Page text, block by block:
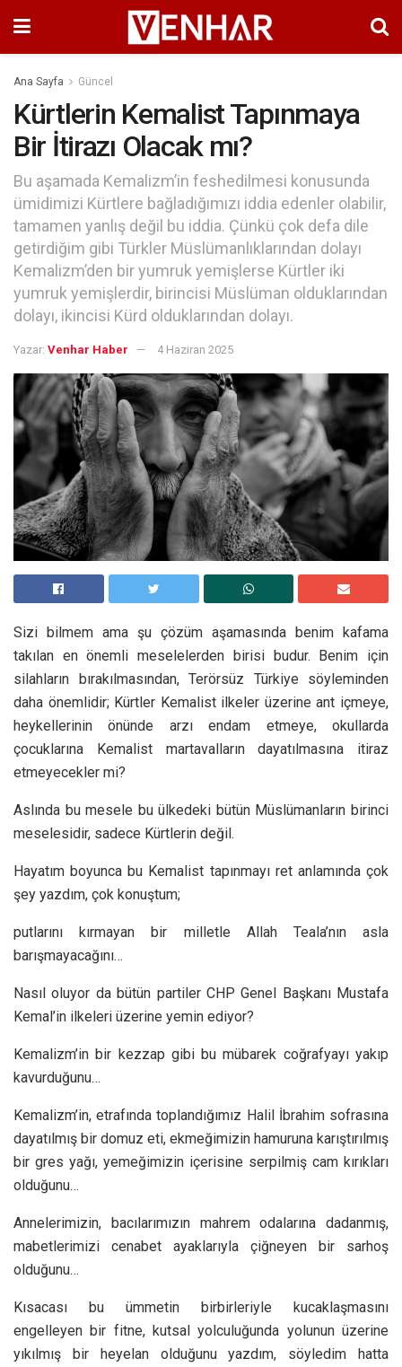
Ana Sayfa Güncel
Kürtlerin Kemalist Tapınmaya
Bir İtirazı Olacak mı?
Bu aşamada Kemalizm’in feshedilmesi konusunda
ümidimizi Kürtlere bağladığımızı iddia edenler olabilir,
tamamen yanlış değil bu iddia. Çünkü çok defa dile
getirdiğim gibi Türkler Müslümanlıklarından dolayı
Kemalizm’den bir yumruk yemişlerse Kürtler iki
yumruk yemişlerdir, birincisi Müslüman olduklarından
dolayı, ikincisi Kürd olduklarından dolayı.
Yazar: Venhar Haber 4 Haziran 2025
Sizi bilmem ama şu çözüm aşamasında benim kafama
takılan en önemli meselelerden birisi budur. Benim için
silahların bırakılmasından, Terörsüz Türkiye söyleminden
daha önemlidir; Kürtler Kemalist ilkeler üzerine ant içmeye,
heykellerinin önünde arzı endam etmeye, okullarda
çocuklarına Kemalist martavalların dayatılmasına itiraz
etmeyecekler mi?
Aslında bu mesele bu ülkedeki bütün Müslümanların birinci
meselesidir, sadece Kürtlerin değil.
Hayatım boyunca bu Kemalist tapınmayı ret anlamında çok
şey yazdım, çok konuştum;
putlarını kırmayan bir milletle Allah Teala’nın asla
barışmayacağını…
Nasıl oluyor da bütün partiler CHP Genel Başkanı Mustafa
Kemal’in ilkeleri üzerine yemin ediyor?
Kemalizm’in bir kezzap gibi bu mübarek coğrafyayı yakıp
kavurduğunu…
Kemalizm’in, etrafında toplandığımız Halil İbrahim sofrasına
dayatılmış bir domuz eti, ekmeğimizin hamuruna karıştırılmış
bir gres yağı, yemeğimizin içerisine serpilmiş cam kırıkları
olduğunu…
Annelerimizin, bacılarımızın mahrem odalarına dadanmış,
mabetlerimizi cenabet ayaklarıyla çiğneyen bir sarhoş
olduğunu…
Kısacası bu ümmetin birbirleriyle kucaklaşmasını
engelleyen bir fitne, kutsal yolculuğunda yolunun üzerine
yıkılmış bir heyelan olduğunu yazdım, söyledim hatta